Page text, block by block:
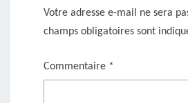
Votre adresse e-mail ne sera
champs obligatoires sont
Commentaire *